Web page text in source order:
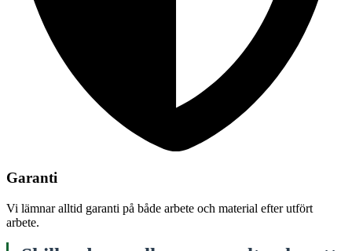
Garanti
Vi lämnar alltid garanti på både arbete och material efter utfört
arbete.